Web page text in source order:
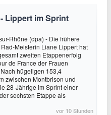
Lippert im Sprint
Rhône (dpa) - Die frühere
Meisterin Liane Lippert hat
zweiten Etappenerfolg
de France der Frauen
hügeligen 153,4
zwischen Montbrison und
28-Jährige im Sprint einer
sechsten Etappe als
vor 10 Stunden